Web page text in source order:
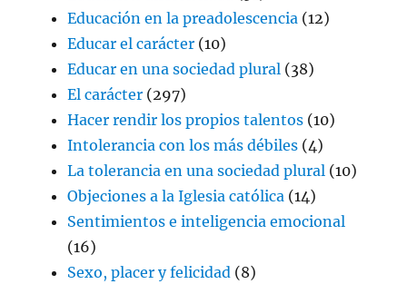
Educación en la preadolescencia (12)
Educar el carácter (10)
Educar en una sociedad plural (38)
El carácter (297)
Hacer rendir los propios talentos (10)
Intolerancia con los más débiles (4)
La tolerancia en una sociedad plural (10)
Objeciones a la Iglesia católica (14)
Sentimientos e inteligencia emocional
(16)
Sexo, placer y felicidad (8)